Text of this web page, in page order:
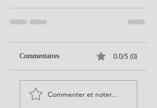
Commentaires 0.0/5 (0)
Commenter et noter...